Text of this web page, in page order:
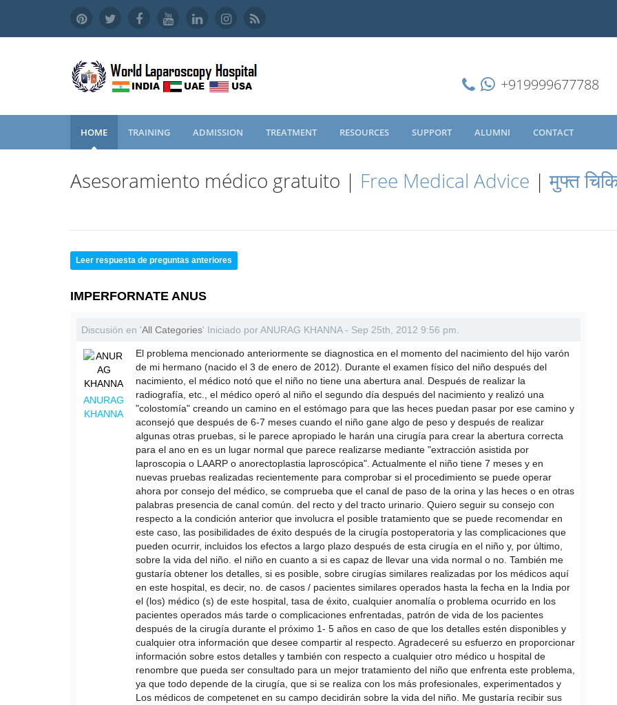
+919999677788
HOME TRAINING ADMISSION TREATMENT RESOURCES SUPPORT ALUMNI CONTACT
Asesoramiento médico gratuito | Free Medical Advice |मुफ्त
Leer respuesta de preguntas anteriores
IMPERFORNATE ANUS
Discusión en 'All Categories' Iniciado por ANURAG KHANNA - Sep 25th, 2012 9:56 pm.
ANURAG
KHANNA
El problema mencionado anteriormente se diagnostica en el momento del nacimiento del hijo varón
de mi hermano (nacido el 3 de enero de 2012). Durante el examen físico del niño después del
nacimiento, el médico notó que el niño no tiene una abertura anal. Después de realizar la
radiografía, etc., el médico operó al niño el segundo día después del nacimiento y realizó una
"colostomía" creando un camino en el estómago para que las heces puedan pasar por ese camino y
aconsejó que después de 6-7 meses cuando el niño gane algo de peso y después de realizar
algunas otras pruebas, si le parece apropiado le harán una cirugía para crear la abertura correcta
para el ano en es un lugar normal que parece realizarse mediante "extracción asistida por
laproscopia o LAARP o anorectoplastia laproscópica". Actualmente el niño tiene 7 meses y en
nuevas pruebas realizadas recientemente para comprobar si el procedimiento se puede operar
ahora por consejo del médico, se comprueba que el canal de paso de la orina y las heces o en otras
palabras presencia de canal común. del recto y del tracto urinario. Quiero seguir su consejo con
respecto a la condición anterior que involucra el posible tratamiento que se puede recomendar en
este caso, las posibilidades de éxito después de la cirugía postoperatoria y las complicaciones que
pueden ocurrir, incluidos los efectos a largo plazo después de esta cirugía en el niño y, por último,
sobre la vida del niño. el niño en cuanto a si es capaz de llevar una vida normal o no. También me
gustaría obtener los detalles, si es posible, sobre cirugías similares realizadas por los médicos aquí
en este hospital, es decir, no. de casos / pacientes similares operados hasta la fecha en la India por
el (los) médico (s) de este hospital, tasa de éxito, cualquier anomalía o problema ocurrido en los
pacientes operados más tarde o complicaciones enfrentadas, patrón de vida de los pacientes
después de la cirugía durante el próximo 1- 5 años en caso de que los detalles estén disponibles y
cualquier otra información que desee compartir al respecto. Agradeceré su esfuerzo en proporcionar
información sobre estos detalles y también con respecto a cualquier otro médico u hospital de
renombre que pueda ser consultado para un mejor tratamiento del niño que enfrenta este problema,
ya que todo depende de la cirugía, que si se realiza con los más profesionales, experimentados y
Los médicos de competenet en su campo decidirán sobre la vida del niño. Me gustaría recibir sus